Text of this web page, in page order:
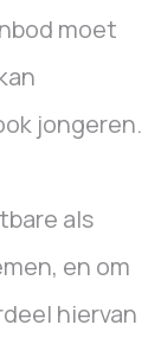
moet
jongeren.
als
en om
hiervan